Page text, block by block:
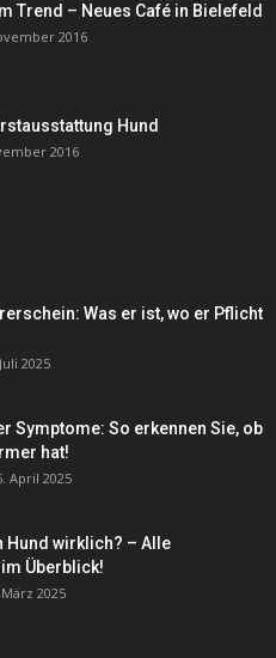
Trend – Neues Café in Bielefeld
2016
Hund
2016
Was er ist, wo er Pflicht
2025
Symptome: So erkennen Sie, ob
hat!
April 2025
Hund wirklich? – Alle
Überblick!
März 2025